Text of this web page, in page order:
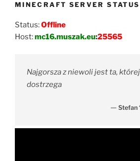
MINECRAFT SERVER STATUS
Status:Offline
Host:mc16.muszak.eu:25565
Najgorsza z niewoli jest ta,
dostrzega
— Stefan